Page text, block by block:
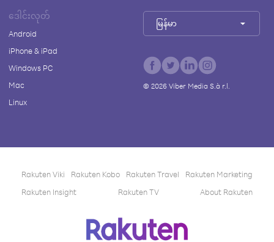
ဒေါင်းလုတ်
Android
iPhone & iPad
Windows PC
Mac
Linux
မြန်မာ
© 2026Viber Media S.à r.l.
Rakuten Viki Rakuten Kobo Rakuten Travel
Rakuten Marketing
Rakuten Insight
Rakuten TV About Rakuten